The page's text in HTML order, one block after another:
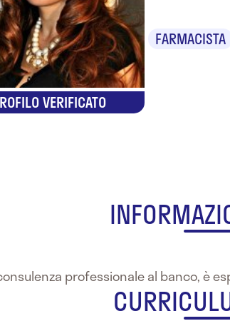
VERIFICATO
FARMACISTA
professionale al banco, è